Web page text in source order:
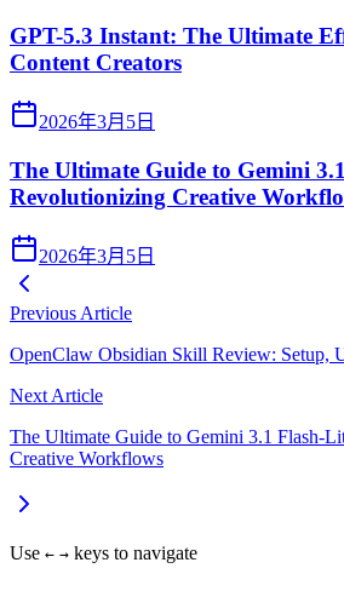
GPT-5.3 Instant: The Ultimate
Content Creators
2026年3月5日
The Ultimate Guide to Gemini
Revolutionizing Creative
2026年3月5日
Previous Article
OpenClaw Obsidian Skill Review: Setup,
Next Article
The Ultimate Guide to Gemini 3.1 Flash-
Creative Workflows
Use ← → keys to navigate